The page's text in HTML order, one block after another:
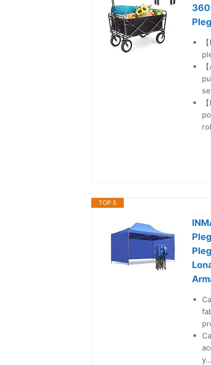
360
TOP 5
y...